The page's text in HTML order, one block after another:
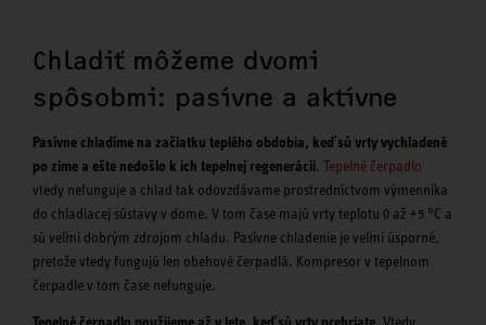
Chladiť môžeme dvomi
spôsobmi: pasívne a aktívne
Pasívne chladíme na začiatku teplého obdobia, keď sú vrty vychladené
po zime a ešte nedošlo k ich tepelnej regenerácii. Tepelné čerpadlo
vtedy nefunguje a chlad tak odovzdávame prostredníctvom výmenníka
do chladiacej sústavy v dome. V tom čase majú vrty teplotu 0 až +5 °C a
sú veľmi dobrým zdrojom chladu. Pasívne chladenie je veľmi úsporné,
pretože vtedy fungujú len obehové čerpadlá. Kompresor v tepelnom
čerpadle v tom čase nefunguje.